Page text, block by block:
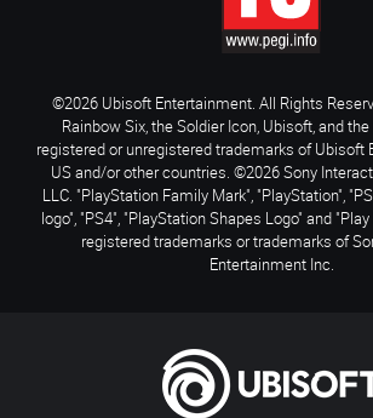
©2026 Ubisoft Entertainment. All Rights
Rainbow Six, the Soldier Icon, Ubisoft, and
registered or unregistered trademarks of Ubisoft
US and/or other countries. ©2026 Sony
LLC. "PlayStation Family Mark", "PlayStation",
logo", "PS4", "PlayStation Shapes Logo" and
registered trademarks or trademarks of
Entertainment Inc.